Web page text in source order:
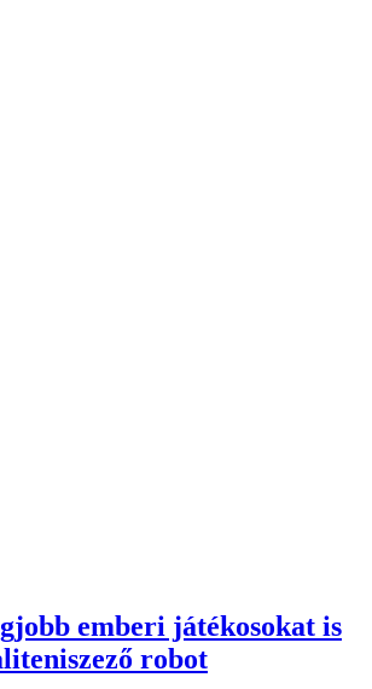
emberi játékosokat is
robot